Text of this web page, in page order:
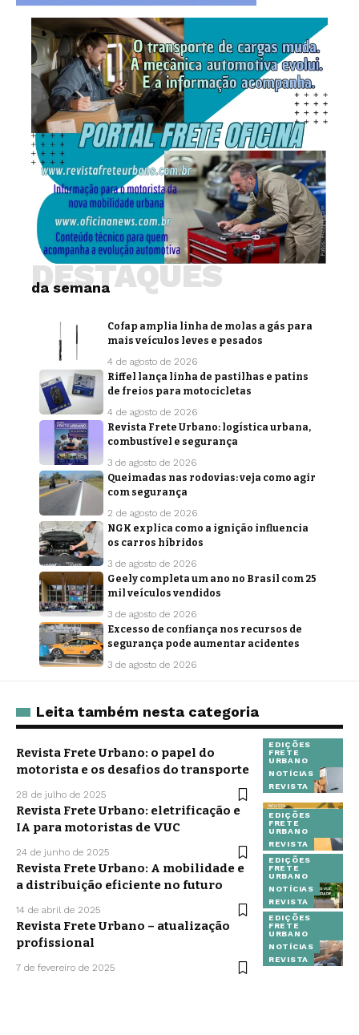
da semana
DESTAQUES
Cofap amplia linha de molas a gás para
mais veículos leves e pesados
4 de agosto de 2026
Riffel lança linha de pastilhas e patins
de freios para motocicletas
4 de agosto de 2026
Revista Frete Urbano: logística urbana,
combustível e segurança
3 de agosto de 2026
Queimadas nas rodovias: veja como agir
com segurança
2 de agosto de 2026
NGK explica como a ignição influencia
os carros híbridos
3 de agosto de 2026
Geely completa um ano no Brasil com 25
mil veículos vendidos
3 de agosto de 2026
Excesso de confiança nos recursos de
segurança pode aumentar acidentes
3 de agosto de 2026
Leita também nesta categoria
EDIÇÕES
FRETE
URBANO
NOTÍCIAS
REVISTA
Revista Frete Urbano: o papel do
motorista e os desafios do transporte
28 de julho de 2025
EDIÇÕES
FRETE
URBANO
REVISTA
Revista Frete Urbano: eletrificação e
IA para motoristas de VUC
24 de junho de 2025
EDIÇÕES
FRETE
URBANO
NOTÍCIAS
REVISTA
Revista Frete Urbano: A mobilidade e
a distribuição eficiente no futuro
14 de abril de 2025
EDIÇÕES
FRETE
URBANO
NOTÍCIAS
REVISTA
Revista Frete Urbano – atualização
profissional
7 de fevereiro de 2025